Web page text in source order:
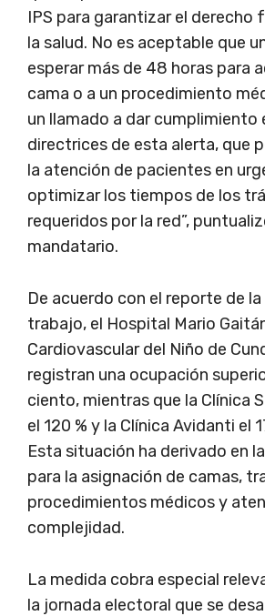
IPS para garantizar el derecho
la salud. No es aceptable que
esperar más de 48 horas para
cama o a un procedimiento
un llamado a dar cumplimiento
directrices de esta alerta, que
la atención de pacientes en
optimizar los tiempos de los
requeridos por la red”,
mandatario.
De acuerdo con el reporte de la
trabajo, el Hospital Mario
Cardiovascular del Niño de
registran una ocupación
ciento, mientras que la Clínica
el 120 % y la Clínica Avidanti el
Esta situación ha derivado en
para la asignación de camas,
procedimientos médicos y
complejidad.
La medida cobra especial
la jornada electoral que se